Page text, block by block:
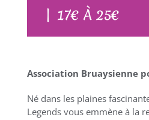
| 17€ À 25€
Association Bruaysienne
Né dans les plaines
Legends vous emmène à la